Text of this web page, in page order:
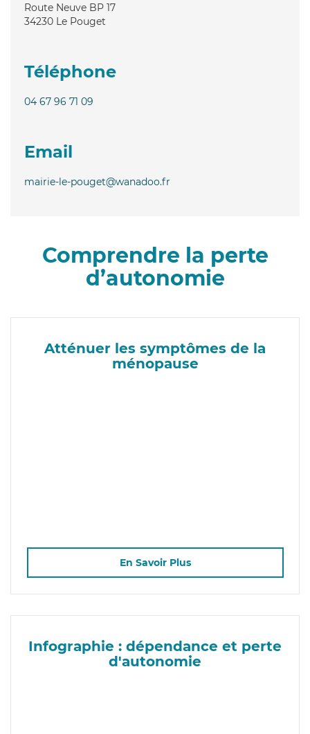
Route Neuve BP 17
34230 Le Pouget
Téléphone
04 67 96 71 09
Email
mairie-le-pouget@wanadoo.fr
Comprendre la perte
d’autonomie
Atténuer les symptômes de la
ménopause
En Savoir Plus
Infographie : dépendance et perte
d'autonomie